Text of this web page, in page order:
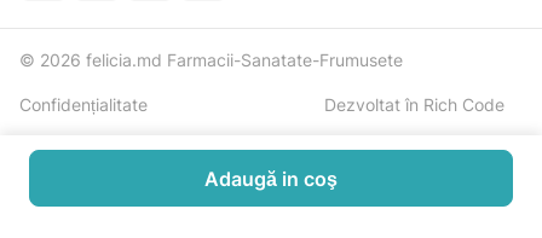
© 2026 felicia.md Farmacii-Sanatate-Frumusete
Confidențialitate Dezvoltat în Rich Code
Adaugă in coş